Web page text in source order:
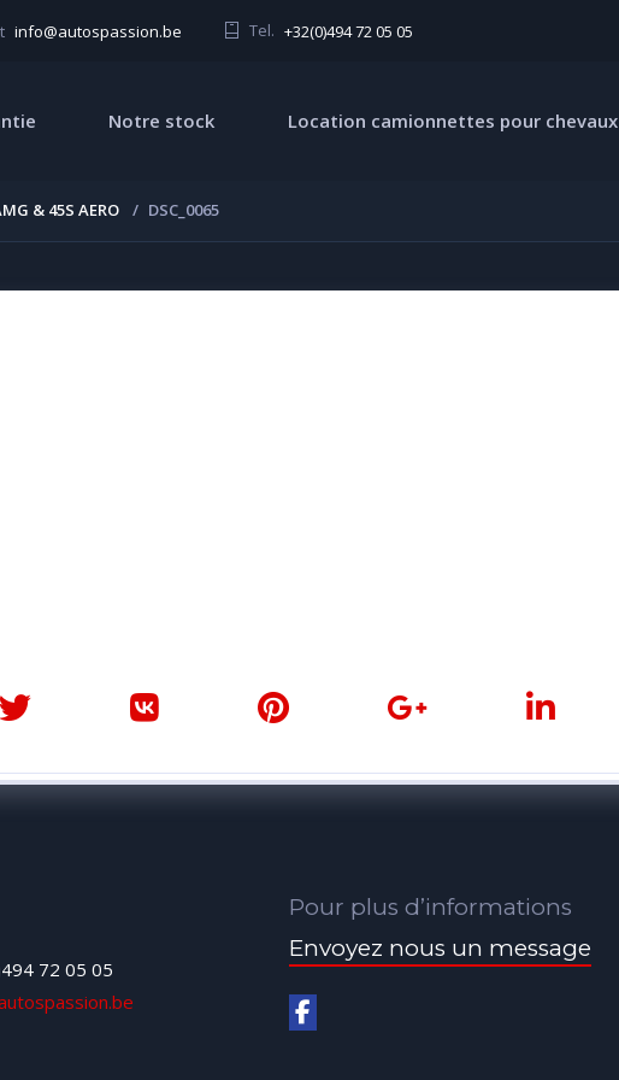
info@autospassion.be Tel. +32(0)494 72 05 05
Notre stock Location camionnettes pour chevaux
& 45S AERO DSC_0065
72 05 05
Pour plus d’informations
Envoyez nous un message